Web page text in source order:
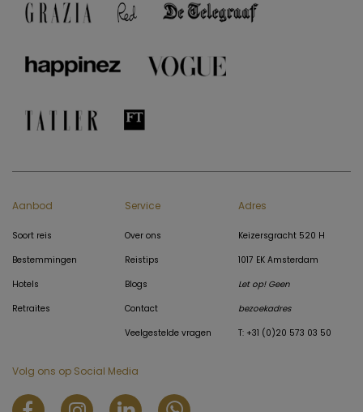
Aanbod
Soort reis
Bestemmingen
Hotels
Retraites
Service
Over ons
Reistips
Blogs
Contact
Veelgestelde vragen
Adres
Keizersgracht 520 H
1017 EK Amsterdam
Let op! Geen
bezoekadres
T: +31 (0)20 573 03 50
Volg ons op Social Media